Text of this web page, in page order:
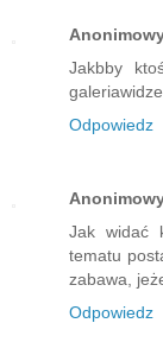
Jakbby
Odpowiedz
Jak widać
tematu
zabawa,
Odpowiedz